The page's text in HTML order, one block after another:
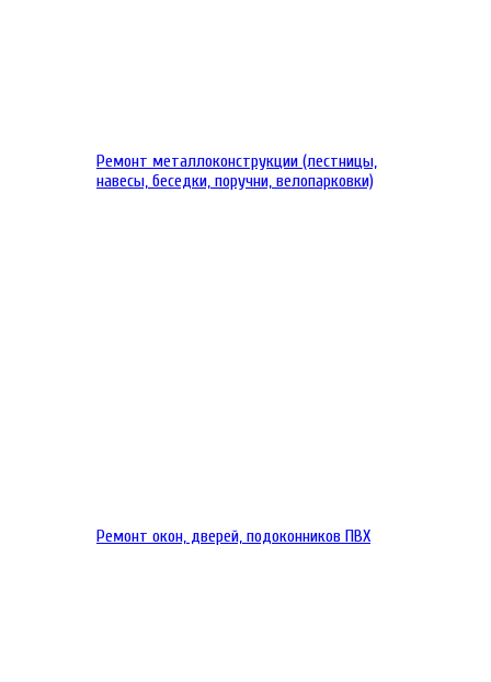
Ремонт металлоконструкции (лестницы,
навесы, беседки, поручни, велопарковки)
Ремонт окон, дверей, подоконников ПВХ